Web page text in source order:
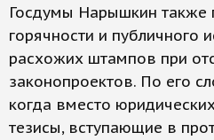
Госдумы Нарышкин также
горячности и публичного
расхожих штампов при
законопроектов. По его
когда вместо
тезисы, вступающие в